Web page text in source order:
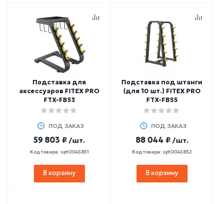
Подставка для
аксессуаров FITEX PRO
FTX-FB53
ПОД ЗАКАЗ
59 803 ₽ /шт.
Код товара: spt0045831
В корзину
Подставка под штанги
(для 10 шт.) FITEX PRO
FTX-FB55
ПОД ЗАКАЗ
88 044 ₽ /шт.
Код товара: spt0045832
В корзину